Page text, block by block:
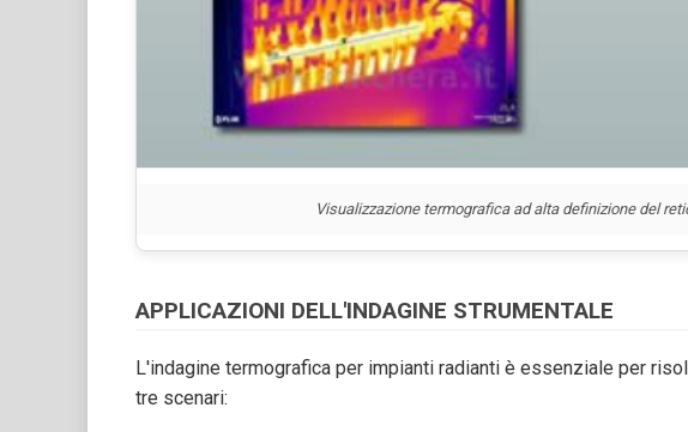
Visualizzazione termografica ad alta definizione del
APPLICAZIONI DELL'INDAGINE STRUMENTALE
L'indagine termografica per impianti radianti è essenziale per
tre scenari: